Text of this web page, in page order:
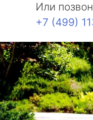
Или
+7 (499)